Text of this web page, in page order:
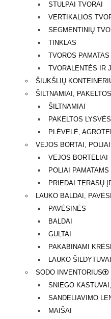
STULPAI TVORAI
VERTIKALIOS
SEGMENTINIŲ
TINKLAS
TVOROS PAMATAS
TVORALENTĖS IR
ŠIUKŠLIŲ
ŠILTNAMIAI,
ŠILTNAMIAI
PAKELTOS
PLĖVELĖ,
VEJOS BORTAI,
VEJOS BORTELIAI
POLIAI PAMATAMS
PRIEDAI TERASŲ
LAUKO BALDAI,
PAVĖSINĖS
BALDAI
GULTAI
PAKABINAMI
LAUKO ŠILDYTUVAI
SODO INVENTORIUS
SNIEGO
SANDĖLIAVIMO
MAIŠAI